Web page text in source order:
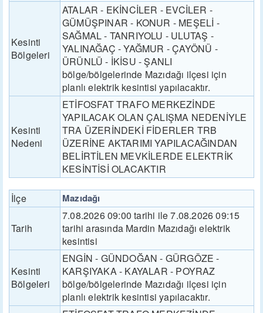
Kesinti
Bölgeleri
ATALAR - EKİNCİLER - EVCİLER -
GÜMÜŞPINAR - KONUR - MEŞELİ -
SAĞMAL - TANRIYOLU - ULUTAŞ -
YALINAĞAÇ - YAĞMUR - ÇAYÖNÜ -
ÜRÜNLÜ - İKİSU - ŞANLI
bölge/bölgelerinde Mazıdağı ilçesi için
planlı elektrik kesintisi yapılacaktır.
Kesinti
Nedeni
ETİFOSFAT TRAFO MERKEZİNDE
YAPILACAK OLAN ÇALIŞMA NEDENİYLE
TRA ÜZERİNDEKİ FİDERLER TRB
ÜZERİNE AKTARIMI YAPILACAĞINDAN
BELİRTİLEN MEVKİLERDE ELEKTRİK
KESİNTİSİ OLACAKTIR
İlçe Mazıdağı
Tarih
7.08.2026 09:00 tarihi ile 7.08.2026 09:15
tarihi arasında Mardin Mazıdağı elektrik
kesintisi
Kesinti
Bölgeleri
ENGİN - GÜNDOĞAN - GÜRGÖZE -
KARŞIYAKA - KAYALAR - POYRAZ
bölge/bölgelerinde Mazıdağı ilçesi için
planlı elektrik kesintisi yapılacaktır.